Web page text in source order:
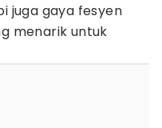
juga gaya fesyen
menarik untuk